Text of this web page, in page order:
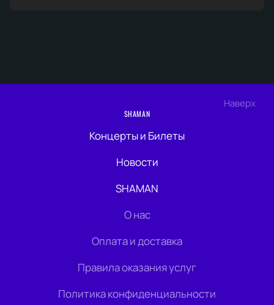
Наверх
SHAMAN
Концерты и Билеты
Новости
SHAMAN
О нас
Оплата и доставка
Правила оказания услуг
Политика конфиденциальности